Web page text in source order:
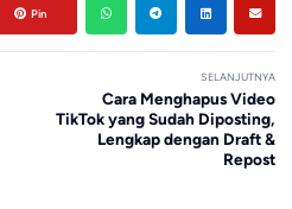
Pin
SELANJUTNYA
Cara Menghapus Video
TikTok yang Sudah Diposting,
Lengkap dengan Draft &
Repost